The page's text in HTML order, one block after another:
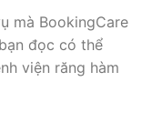
mà BookingCare
đọc có thể
viện răng hàm